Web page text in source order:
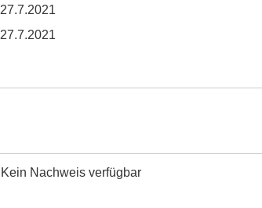
27.7.2021
27.7.2021
Kein Nachweis verfügbar